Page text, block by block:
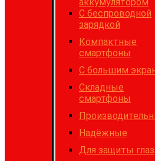
С беспроводной
зарядкой
Компактные
смартфоны
С большим
Складные
смартфоны
Надёжные
Для защиты глаз